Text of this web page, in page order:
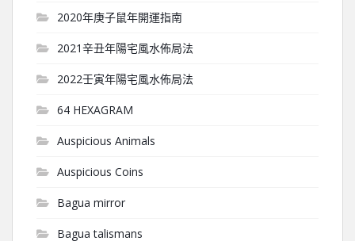
2020年庚子鼠年開運指南
2021辛丑年陽宅風水佈局法
2022壬寅年陽宅風水佈局法
64 HEXAGRAM
Auspicious Animals
Auspicious Coins
Bagua mirror
Bagua talismans